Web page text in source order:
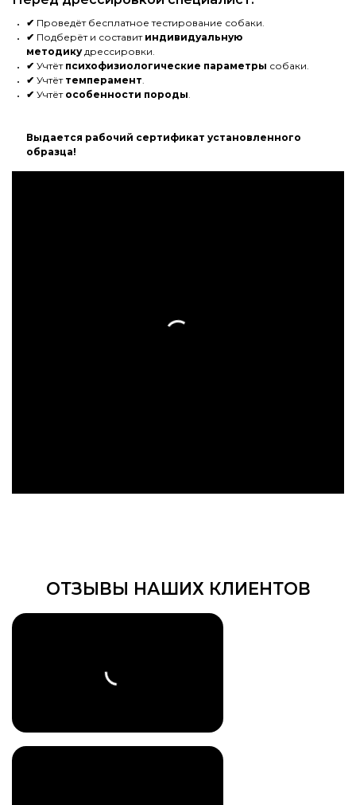
✔ Проведёт бесплатное тестирование собаки.
✔ Подберёт и составит индивидуальную
методикудрессировки.
✔ Учтёт психофизиологические параметры собаки.
✔ Учтёт темперамент
✔ Учтёт особенности породы
Выдается рабочий сертификат установленного
образца!
ОТЗЫВЫ НАШИХ КЛИЕНТОВ